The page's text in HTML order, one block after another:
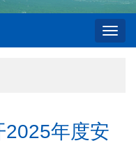
2025年度安